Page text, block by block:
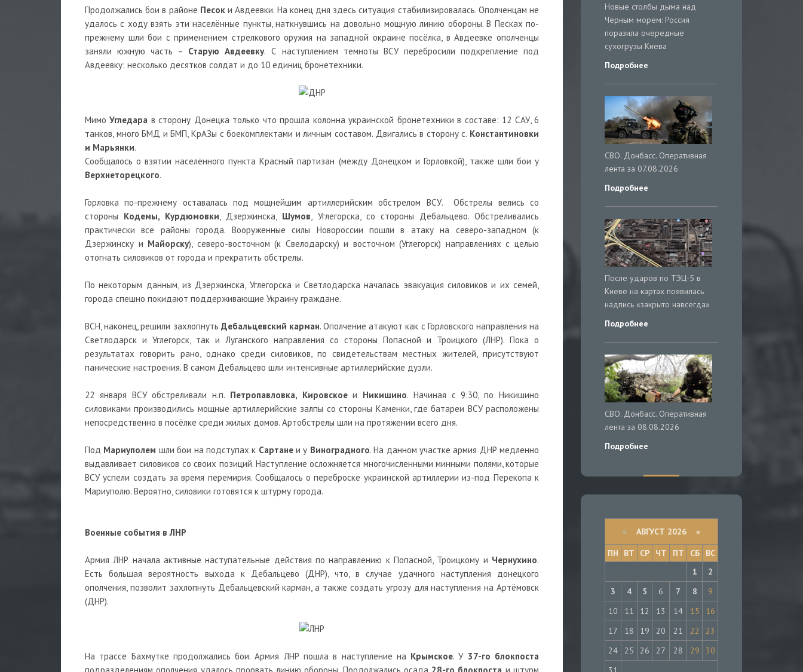
Продолжались бои в районе Песоки Авдеевки. На конец дня здесь ситуация стабилизировалась. Ополченцам не
удалось с ходу взять эти населённые пункты, наткнувшись на довольно мощную линию обороны. В Песках по-
прежнему шли бои с применением стрелкового оружия на западной окраине посёлка, в Авдеевке ополченцы
заняли южную часть – Старую Авдеевку. С наступлением темноты ВСУ перебросили подкрепление под
Авдеевку: несколько десятков солдат и до 10 единиц бронетехники.
МимоУгледара в сторону Донецка только что прошла колонна украинской бронетехники в составе: 12 САУ, 6
танков, много БМД и БМП, КрАЗы с боекомплектами и личным составом. Двигались в сторону с. Константиновки
и Марьянки.
Сообщалось о взятии населённого пункта Красный партизан (между Донецком и Горловкой), также шли бои у
Верхнеторецкого.
Горловка по-прежнему оставалась под мощнейшим артиллерийским обстрелом ВСУ. Обстрелы велись со
стороны Кодемы, Курдюмовки, Дзержинска, Шумов, Углегорска, со стороны Дебальцево. Обстреливались
практически все районы города. Вооруженные силы Новороссии пошли в атаку на северо-западном (к
Дзержинску и Майорску), северо-восточном (к Свелодарску) и восточном (Углегорск) направлениях с целью
отогнать силовиков от города и прекратить обстрелы.
По некоторым данным, из Дзержинска, Углегорска и Светлодарска началась эвакуация силовиков и их семей,
города спешно покидают поддерживающие Украину граждане.
ВСН, наконец, решили захлопнуть Дебальцевский карман. Ополчение атакуют как с Горловского направления на
Светлодарск и Углегорск, так и Луганского направления со стороны Попасной и Троицкого (ЛНР). Пока о
результатах говорить рано, однако среди силовиков, по свидетельствам местных жителей, присутствуют
панические настроения. В самом Дебальцево шли интенсивные артиллерийские дуэли.
22 января ВСУ обстреливали н.п. Петропавловка, Кировскоеи Никишино. Начиная с 9:30, по Никишино
силовиками производились мощные артиллерийские залпы со стороны Каменки, где батареи ВСУ расположены
непосредственно в посёлке среди жилых домов. Артобстрелы шли на протяжении всего дня.
Под Мариуполем шли бои на подступах к Сартанеи у Виноградного. На данном участке армия ДНР медленно
выдавливает силовиков со своих позиций. Наступление осложняется многочисленными минными полями, которые
ВСУ успели создать за время перемирия. Сообщалось о переброске украинской артиллерии из-под Перекопа к
Мариуполю. Вероятно, силовики готовятся к штурму города.
Военные события в ЛНР
Армия ЛНР начала активные наступательные действия по направлению к Попасной, Троицкому и Чернухино.
Есть большая вероятность выхода к Дебальцево (ДНР), что, в случае удачного наступления донецкого
ополчения, позволит захлопнуть Дебальцевский карман, а также создать угрозу для наступления на Артёмовск
(ДНР).
На трассе Бахмутке продолжались бои. Армия ЛНР пошла в наступление на Крымское. У 37-го блокпоста
Новые столбы дыма над
Чёрным морем: Россия
поразила очередные
сухогрузы Киева
Подробнее
СВО. Донбасс. Оперативная
лента за 07.08.2026
Подробнее
После ударов по ТЭЦ-5 в
Киеве на картах появилась
надпись «закрыто навсегда»
Подробнее
СВО. Донбасс. Оперативная
лента за 08.08.2026
Подробнее
« АВГУСТ 2026 »
ПН
ВТ СР ЧТ ПТ СБ
ВС
1
2
3
4 5 6 7 8
9
10
11 12 13 14 15
16
17
18 19 20 21 22
23
24
25 26 27 28 29
30